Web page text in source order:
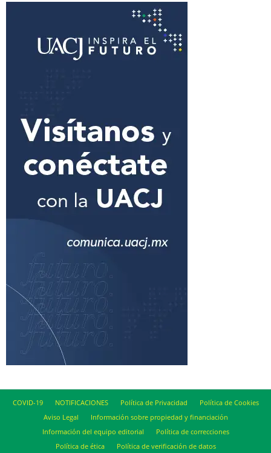
COVID-19 NOTIFICACIONES Política de Privacidad
Política de Cookies
Aviso Legal
Información sobre propiedad y financiación
Información del equipo editorial
Política de correcciones
Política de ética
Política de verificación de datos